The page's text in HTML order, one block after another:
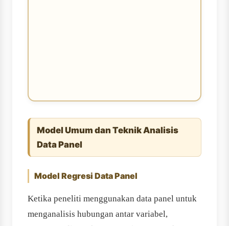
Model Umum dan Teknik Analisis
Data Panel
Model Regresi Data Panel
Ketika peneliti menggunakan data panel untuk
menganalisis hubungan antar variabel,